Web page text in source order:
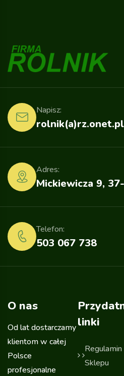
rolnik(a)rz.onet.pl
Napisz:
Mickiewicza 9,
Adres:
503 067 738
Telefon:
O nas
Od lat dostarczamy
klientom w całej
Polsce
profesjonalne
linki
Regulamin
Sklepu